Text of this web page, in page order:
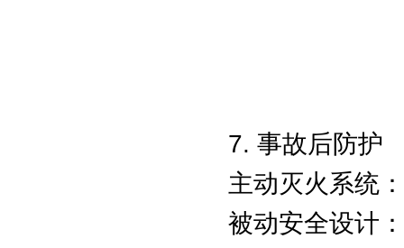
7. 事故后防护
主动灭火系统
被动安全设计